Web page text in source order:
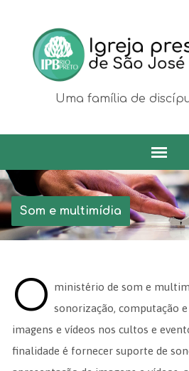
Uma família de
Som e multimídia
O ministério de som e
sonorização, computação
imagens e vídeos nos cultos e
finalidade é fornecer suporte de